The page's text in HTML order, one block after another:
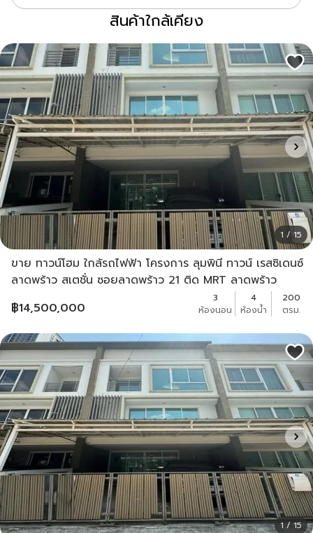
สินค้าใกล้เคียง
1 / 15
ขาย ทาวน์โฮม ใกล้รถไฟฟ้า โครงการ ลุมพินี ทาวน์ เรสซิเดนซ์
ลาดพร้าว สเตชั่น ซอยลาดพร้าว 21 ติด MRT ลาดพร้าว
Lumpini Town Residence Ladprao Station
฿14,500,000
3
ห้องนอน
4
ห้องน้ำ
200
ตรม.
1 / 15